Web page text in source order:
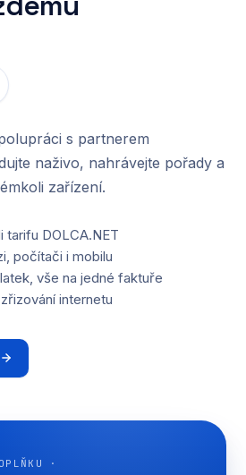
s partnerem
naživo, nahrávejte pořady a
zařízení.
tarifu DOLCA.NET
počítači i mobilu
vše na jedné faktuře
internetu
·